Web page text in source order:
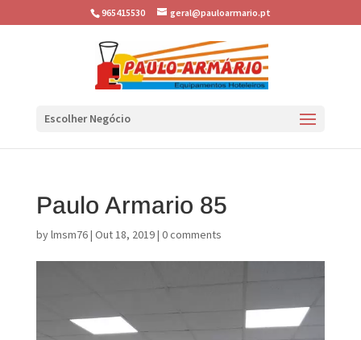
965415530 geral@pauloarmario.pt
Escolher Negócio
Paulo Armario 85
bylmsm76| Out 18, 2019| 0 comments